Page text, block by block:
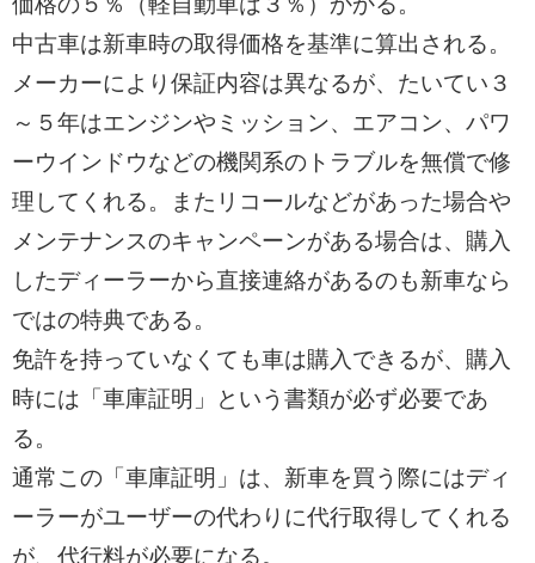
中古車は新車時の取得価格を基準に算出される。
メーカーにより保証内容は異なるが、たいてい３
～５年はエンジンやミッション、エアコン、パワ
ーウインドウなどの機関系のトラブルを無償で修
理してくれる。またリコールなどがあった場合や
メンテナンスのキャンペーンがある場合は、購入
したディーラーから直接連絡があるのも新車なら
ではの特典である。
免許を持っていなくても車は購入できるが、購入
時には「車庫証明」という書類が必ず必要であ
る。
通常この「車庫証明」は、新車を買う際にはディ
ーラーがユーザーの代わりに代行取得してくれる
が、代行料が必要になる。